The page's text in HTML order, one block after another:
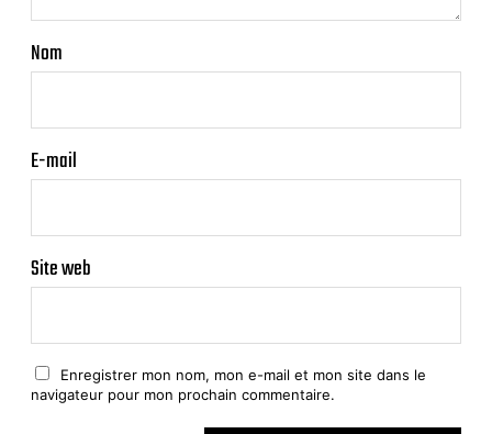
Nom
E-mail
Site web
Enregistrer mon nom, mon e-mail et mon site dans le
navigateur pour mon prochain commentaire.